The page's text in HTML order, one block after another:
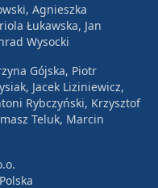
Agnieszka
Łukawska, Jan
Wysocki
Gójska, Piotr
Jacek Liziniewicz,
Rybczyński, Krzysztof
Teluk, Marcin